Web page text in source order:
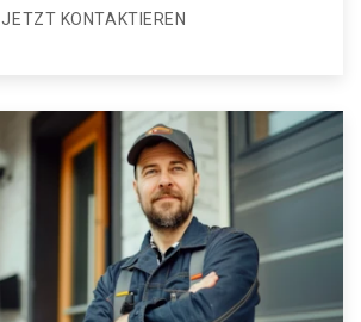
JETZT KONTAKTIEREN